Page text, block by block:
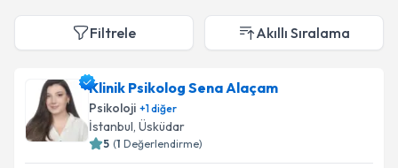
Filtrele Akıllı Sıralama
Klinik Psikolog Sena Alaçam
Psikoloji +1diğer
İstanbul, Üsküdar
5 (1 Değerlendirme)